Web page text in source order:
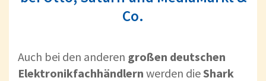
Co.
Auch bei den anderen großen deutschen
Elektronikfachhändlern werden dieShark